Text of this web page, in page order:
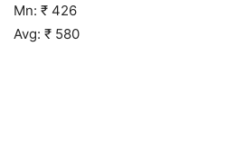
Mn: ₹ 426
Avg: ₹ 580